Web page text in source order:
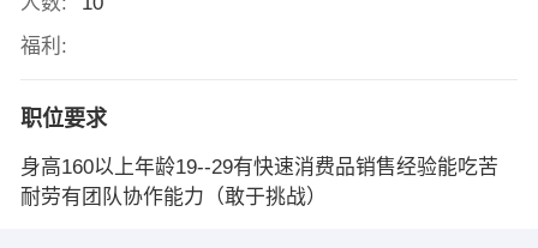
福利:
职位要求
身高160以上年龄19--29有快速消费品销售经验能吃苦
耐劳有团队协作能力（敢于挑战）